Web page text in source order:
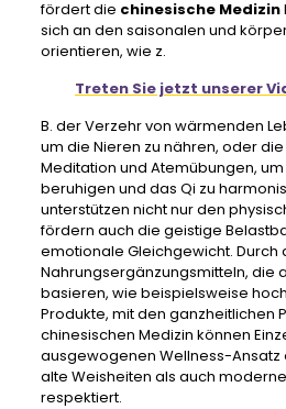
fördert die chinesische Medizin
sich an den saisonalen und
orientieren, wie z.
Treten Sie jetzt unserer
B. der Verzehr von wärmenden
um die Nieren zu nähren, oder
Meditation und Atemübungen, um
beruhigen und das Qi zu
unterstützen nicht nur den
fördern auch die geistige
emotionale Gleichgewicht. Durch
Nahrungsergänzungsmitteln, die
basieren, wie beispielsweise
Produkte, mit den ganzheitlichen
chinesischen Medizin können
ausgewogenen Wellness-Ansatz
alte Weisheiten als auch
respektiert.